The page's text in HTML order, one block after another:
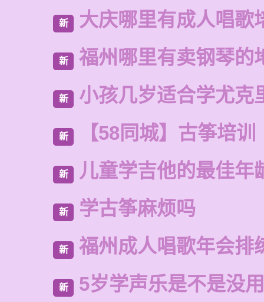
新 大庆哪里有成人唱歌
新 福州哪里有卖钢琴的
新 小孩几岁适合学尤克
新 【58同城】古筝培训
新 儿童学吉他的最佳年
新 学古筝麻烦吗
新 福州成人唱歌年会排
新 5岁学声乐是不是没用